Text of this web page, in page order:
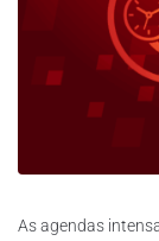
As agendas